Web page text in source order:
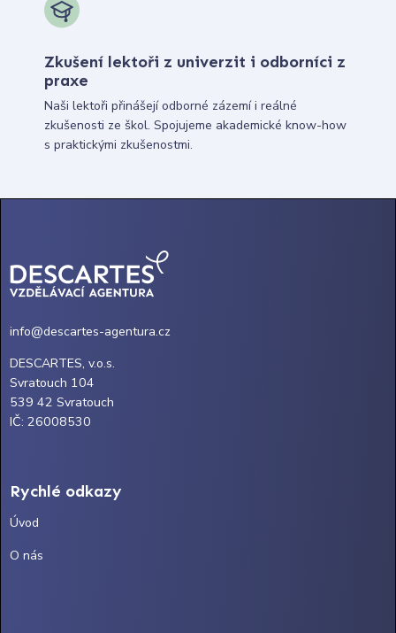
Zkušení lektoři z univerzit i odborníci z
praxe
Naši lektoři přinášejí odborné zázemí i reálné
zkušenosti ze škol. Spojujeme akademické know-how
s praktickými zkušenostmi.
info@descartes-agentura.cz
DESCARTES, v.o.s.
Svratouch 104
539 42 Svratouch
IČ: 26008530
Rychlé odkazy
Úvod
O nás